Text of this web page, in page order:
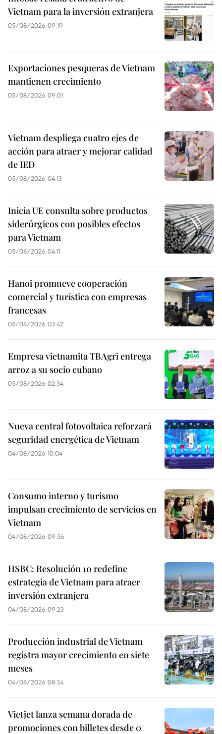
Vietnam para la inversión extranjera
05/08/2026 09:19
Exportaciones pesqueras de Vietnam
mantienen crecimiento
05/08/2026 09:01
Vietnam despliega cuatro ejes de
acción para atraer y mejorar calidad
de IED
05/08/2026 04:13
Inicia UE consulta sobre productos
siderúrgicos con posibles efectos
para Vietnam
05/08/2026 04:11
Hanoi promueve cooperación
comercial y turística con empresas
francesas
05/08/2026 03:42
Empresa vietnamita TBAgri entrega
arroz a su socio cubano
05/08/2026 02:34
Nueva central fotovoltaica reforzará
seguridad energética de Vietnam
04/08/2026 10:04
Consumo interno y turismo
impulsan crecimiento de servicios en
Vietnam
04/08/2026 09:56
HSBC: Resolución 10 redefine
estrategia de Vietnam para atraer
inversión extranjera
04/08/2026 09:23
Producción industrial de Vietnam
registra mayor crecimiento en siete
meses
04/08/2026 08:34
Vietjet lanza semana dorada de
promociones con billetes desde 0